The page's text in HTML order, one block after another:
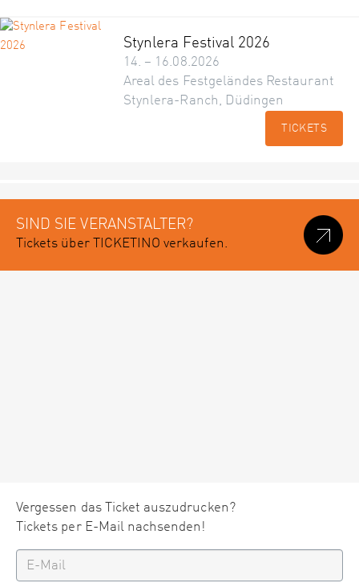
Stynlera Festival 2026
14. – 16.08.2026
Areal des Festgeländes Restaurant
Stynlera-Ranch, Düdingen
TICKETS
SIND SIE VERANSTALTER?
Tickets über TICKETINO verkaufen.
Vergessen das Ticket auszudrucken?
Tickets per E-Mail nachsenden!